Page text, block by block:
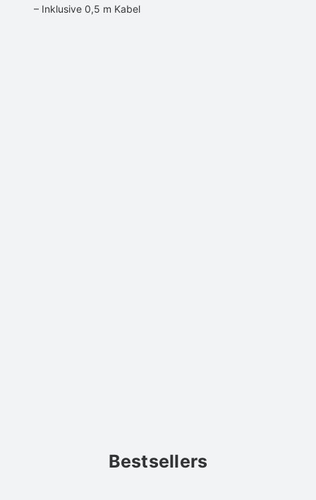
– Inklusive 0,5 m Kabel
Bestsellers